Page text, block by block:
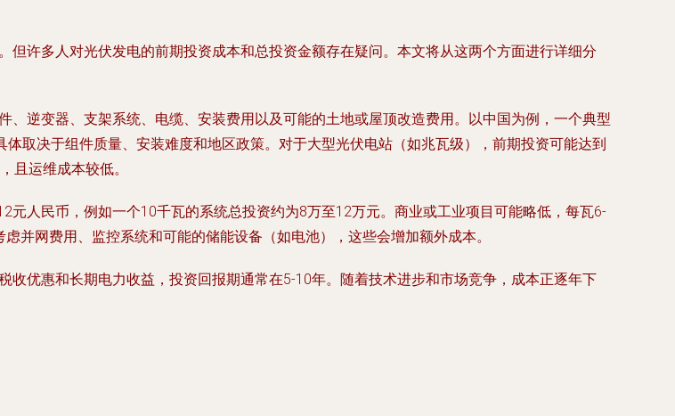
许多人对光伏发电的前期投资成本和总投资金额存在疑问。本文将从这两个方面进行详细分
逆变器、支架系统、电缆、安装费用以及可能的土地或屋顶改造费用。以中国为例，一个典型
取决于组件质量、安装难度和地区政策。对于大型光伏电站（如兆瓦级），前期投资可能达到
且运维成本较低。
人民币，例如一个10千瓦的系统总投资约为8万至12万元。商业或工业项目可能略低，每瓦6-
并网费用、监控系统和可能的储能设备（如电池），这些会增加额外成本。
优惠和长期电力收益，投资回报期通常在5-10年。随着技术进步和市场竞争，成本正逐年下